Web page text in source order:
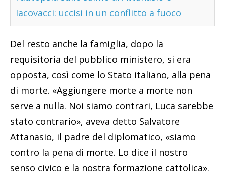
Iacovacci: uccisi in un conflitto a fuoco
Del resto anche la famiglia, dopo la
requisitoria del pubblico ministero, si era
opposta, così come lo Stato italiano, alla pena
di morte. «Aggiungere morte a morte non
serve a nulla. Noi siamo contrari, Luca sarebbe
stato contrario», aveva detto Salvatore
Attanasio, il padre del diplomatico, «siamo
contro la pena di morte. Lo dice il nostro
senso civico e la nostra formazione cattolica».